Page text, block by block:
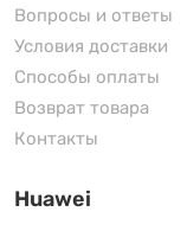
Вопросы и ответы
Условия доставки
Способы оплаты
Возврат товара
Контакты
Huawei